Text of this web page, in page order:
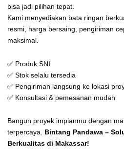
bisa jadi pilihan tepat.
Kami menyediakan bata ringan
resmi, harga bersaing, pengiriman
maksimal.
✅ Produk SNI
✅ Stok selalu tersedia
✅ Pengiriman langsung ke lokasi
✅ Konsultasi & pemesanan mudah
Bangun proyek impianmu dengan
terpercaya. Bintang Pandawa –
Berkualitas di Makassar!